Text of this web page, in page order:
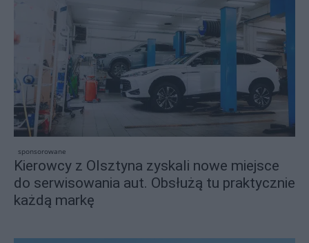
sponsorowane
Kierowcy z Olsztyna zyskali nowe miejsce
do serwisowania aut. Obsłużą tu praktycznie
każdą markę